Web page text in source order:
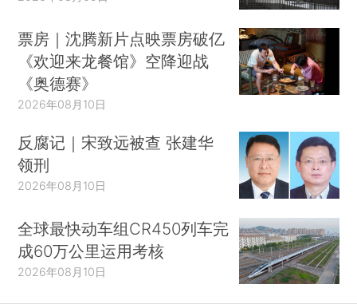
票房｜沈腾新片点映票房破亿
《欢迎来龙餐馆》空降迎战
《奥德赛》
2026年08月10日
反腐记｜宋致远被查 张建华
领刑
2026年08月10日
全球最快动车组CR450列车完
成60万公里运用考核
2026年08月10日